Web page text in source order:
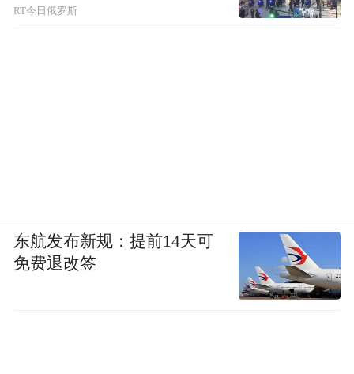
RT今日俄罗斯
东航发布新规：提前14天可
免费退改签